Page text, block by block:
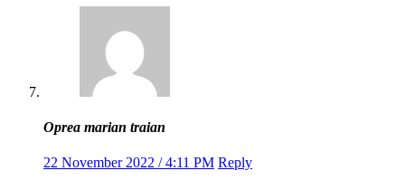
Oprea marian traian
22 November 2022 / 4:11 PM Reply